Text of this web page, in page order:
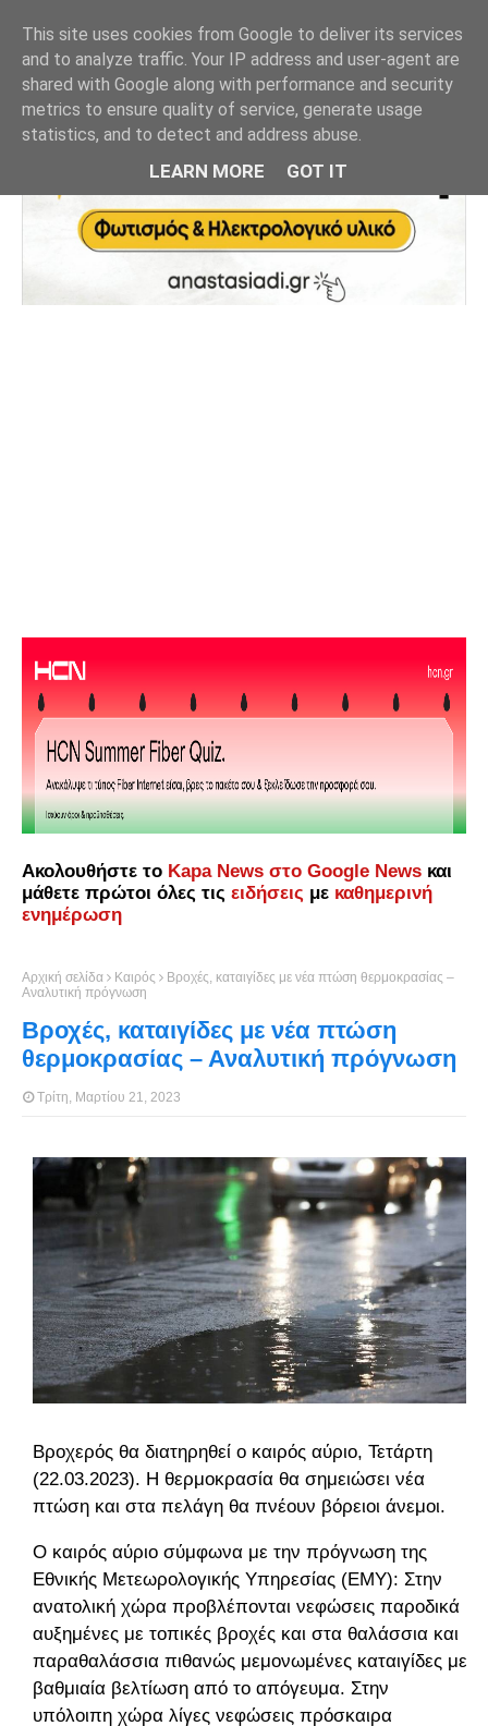
Ακολουθήστε το Kapa News στο Google News και
μάθετε πρώτοι όλες τις ειδήσεις με καθημερινή
ενημέρωση
Αρχική σελίδα Καιρός
Βροχές, καταιγίδες με νέα πτώση θερμοκρασίας –
Αναλυτική πρόγνωση
Βροχές, καταιγίδες με νέα πτώση
θερμοκρασίας – Αναλυτική πρόγνωση
Τρίτη, Μαρτίου 21, 2023
Βροχερός θα διατηρηθεί ο καιρός αύριο, Τετάρτη
(22.03.2023). Η θερμοκρασία θα σημειώσει νέα
πτώση και στα πελάγη θα πνέουν βόρειοι άνεμοι.
Ο καιρός αύριο σύμφωνα με την πρόγνωση της
Εθνικής Μετεωρολογικής Υπηρεσίας (ΕΜΥ): Στην
ανατολική χώρα προβλέπονται νεφώσεις παροδικά
αυξημένες με τοπικές βροχές και στα θαλάσσια και
παραθαλάσσια πιθανώς μεμονωμένες καταιγίδες με
βαθμιαία βελτίωση από το απόγευμα. Στην
υπόλοιπη χώρα λίγες νεφώσεις πρόσκαιρα
This site uses cookies from Google to deliver its services
and to analyze traffic. Your IP address and user-agent are
shared with Google along with performance and security
metrics to ensure quality of service, generate usage
statistics, and to detect and address abuse.
LEARN MORE GOT IT